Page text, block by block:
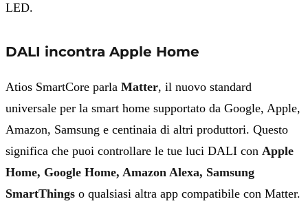
LED.
DALI incontra Apple Home
Atios SmartCore parla Matter, il nuovo standard
universale per la smart home supportato da Google, Apple,
Amazon, Samsung e centinaia di altri produttori. Questo
significa che puoi controllare le tue luci DALI con Apple
Home, Google Home, Amazon Alexa, Samsung
SmartThings o qualsiasi altra app compatibile con Matter.